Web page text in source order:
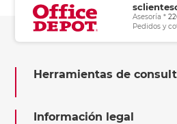
Asesoría *
Pedidos y
Herramientas de
Información legal